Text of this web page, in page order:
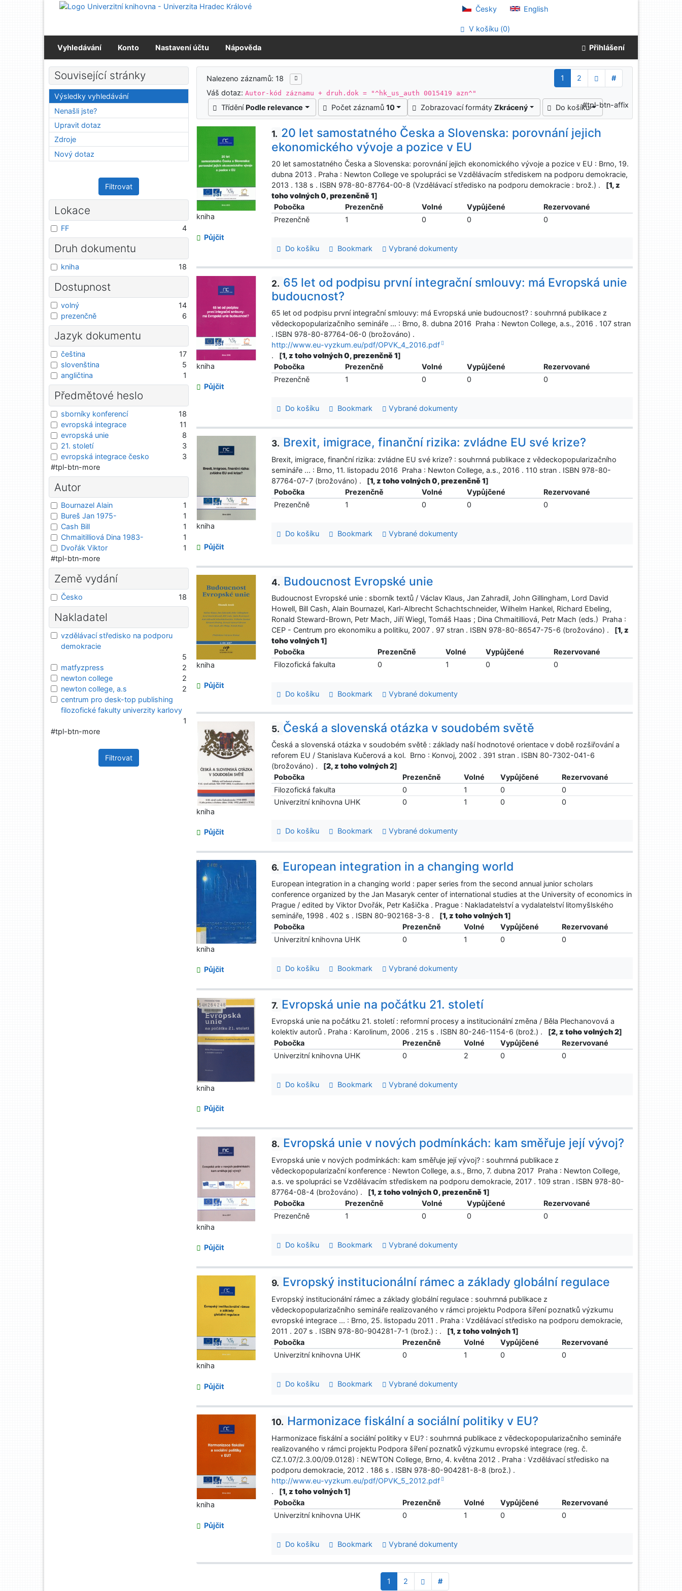
Přejít na obsah
Česky English
V košíku (0)
Vyhledávání Konto Nastavení účtu Nápověda Přihlášení
Výsledky vyhledávání
Nalezeno záznamů: 18 1 2
#
Váš dotaz:Autor-kód záznamu + druh.dok = "^hk_us_auth 0015419 azn^"
Třídění Podle relevance Počet záznamů 10 Zobrazovací formáty Zkrácený Do košíku#tpl-btn-affix
1. 20 let samostatného Česka a Slovenska: porovnání jejich
ekonomického vývoje a pozice v EU
20 let samostatného Česka a Slovenska: porovnání jejich ekonomického vývoje a pozice v EU : Brno, 19.
dubna 2013 . Praha : Newton College ve spolupráci se Vzdělávacím střediskem na podporu demokracie,
2013 . 138 s . ISBN 978-80-87764-00-8 (Vzdělávací středisko na podporu demokracie : brož.) .
[1, z
toho volných 0, prezenčně 1]
Pobočka
Prezenčně Volné Vypůjčené
Rezervované
Prezenčně
1 0 0 0
Do košíku Bookmark Vybrané dokumenty
kniha
Půjčit
2. 65 let od podpisu první integrační smlouvy: má Evropská unie
budoucnost?
65 let od podpisu první integrační smlouvy: má Evropská unie budoucnost? : souhrnná publikace z
vědeckopopularizačního semináře ... : Brno, 8. dubna 2016 Praha : Newton College, a.s., 2016 . 107 stran
. ISBN 978-80-87764-06-0 (brožováno) .
http://www.eu-vyzkum.eu/pdf/OPVK_4_2016.pdf
.
[1, z toho volných 0, prezenčně 1]
Pobočka
Prezenčně Volné Vypůjčené
Rezervované
Prezenčně
1 0 0 0
Do košíku Bookmark Vybrané dokumenty
kniha
Půjčit
3. Brexit, imigrace, finanční rizika: zvládne EU své krize?
Brexit, imigrace, finanční rizika: zvládne EU své krize? : souhrnná publikace z vědeckopopularizačního
semináře ... : Brno, 11. listopadu 2016 Praha : Newton College, a.s., 2016 . 110 stran . ISBN 978-80-
87764-07-7 (brožováno) .
[1, z toho volných 0, prezenčně 1]
Pobočka
Prezenčně Volné Vypůjčené
Rezervované
Prezenčně
1 0 0 0
Do košíku Bookmark Vybrané dokumenty
kniha
Půjčit
4. Budoucnost Evropské unie
Budoucnost Evropské unie : sborník textů / Václav Klaus, Jan Zahradil, John Gillingham, Lord David
Howell, Bill Cash, Alain Bournazel, Karl-Albrecht Schachtschneider, Wilhelm Hankel, Richard Ebeling,
Ronald Steward-Brown, Petr Mach, Jiří Wiegl, Tomáš Haas ; Dina Chmaitilliová, Petr Mach (eds.) Praha :
CEP - Centrum pro ekonomiku a politiku, 2007 . 97 stran . ISBN 978-80-86547-75-6 (brožováno) .
[1, z
toho volných 1]
Pobočka
Prezenčně Volné Vypůjčené
Rezervované
Filozofická fakulta
0 1 0 0
Do košíku Bookmark Vybrané dokumenty
kniha
Půjčit
5. Česká a slovenská otázka v soudobém světě
Česká a slovenská otázka v soudobém světě : základy naší hodnotové orientace v době rozšiřování a
reforem EU / Stanislava Kučerová a kol. Brno : Konvoj, 2002 . 391 stran . ISBN 80-7302-041-6
(brožováno) .
[2, z toho volných 2]
Pobočka
Prezenčně Volné Vypůjčené
Rezervované
Filozofická fakulta
0 1 0
0
Univerzitní knihovna UHK
0 1 0 0
Do košíku Bookmark Vybrané dokumenty
kniha
Půjčit
6. European integration in a changing world
European integration in a changing world : paper series from the second annual junior scholars
conference organized by the Jan Masaryk center of international studies at the University of economics in
Prague / edited by Viktor Dvořák, Petr Kašička . Prague : Nakladatelství a vydalatelství litomyšlského
semináře, 1998 . 402 s . ISBN 80-902168-3-8 .
[1, z toho volných 1]
Pobočka
Prezenčně Volné Vypůjčené
Rezervované
Univerzitní knihovna UHK
0 1 0 0
Do košíku Bookmark Vybrané dokumenty
kniha
Půjčit
7. Evropská unie na počátku 21. století
Evropská unie na počátku 21. století : reformní procesy a institucionální změna / Běla Plechanovová a
kolektiv autorů . Praha : Karolinum, 2006 . 215 s . ISBN 80-246-1154-6 (brož.) .
[2, z toho volných 2]
Pobočka
Prezenčně Volné Vypůjčené
Rezervované
Univerzitní knihovna UHK
0 2 0 0
Do košíku Bookmark Vybrané dokumenty
kniha
Půjčit
8. Evropská unie v nových podmínkách: kam směřuje její vývoj?
Evropská unie v nových podmínkách: kam směřuje její vývoj? : souhrnná publikace z
vědeckopopularizační konference : Newton College, a.s., Brno, 7. dubna 2017 Praha : Newton College,
a.s. ve spolupráci se Vzdělávacím střediskem na podporu demokracie, 2017 . 109 stran . ISBN 978-80-
87764-08-4 (brožováno) .
[1, z toho volných 0, prezenčně 1]
Pobočka
Prezenčně Volné Vypůjčené
Rezervované
Prezenčně
1 0 0 0
Do košíku Bookmark Vybrané dokumenty
kniha
Půjčit
9. Evropský institucionální rámec a základy globální regulace
Evropský institucionální rámec a základy globální regulace : souhrnná publikace z
vědeckopopularizačního semináře realizovaného v rámci projektu Podpora šíření poznatků výzkumu
evropské integrace ... : Brno, 25. listopadu 2011 . Praha : Vzdělávací středisko na podporu demokracie,
2011 . 207 s . ISBN 978-80-904281-7-1 (brož.) : .
[1, z toho volných 1]
Pobočka
Prezenčně Volné Vypůjčené
Rezervované
Univerzitní knihovna UHK
0 1 0 0
Do košíku Bookmark Vybrané dokumenty
kniha
Půjčit
10. Harmonizace fiskální a sociální politiky v EU?
Harmonizace fiskální a sociální politiky v EU? : souhrnná publikace z vědeckopopularizačního semináře
realizovaného v rámci projektu Podpora šíření poznatků výzkumu evropské integrace (reg. č.
CZ.1.07/2.3.00/09.0128) : NEWTON College, Brno, 4. května 2012 . Praha : Vzdělávací středisko na
podporu demokracie, 2012 . 186 s . ISBN 978-80-904281-8-8 (brož.) .
http://www.eu-vyzkum.eu/pdf/OPVK_5_2012.pdf
.
[1, z toho volných 1]
Pobočka
Prezenčně Volné Vypůjčené
Rezervované
Univerzitní knihovna UHK
0 1 0 0
Do košíku Bookmark Vybrané dokumenty
kniha
Půjčit
1 2 #
Související stránky
Výsledky vyhledávání
Nenašli jste?
Upravit dotaz
Zdroje
Nový dotaz
Filtrovat
Lokace
FF 4
Druh dokumentu
kniha 18
Dostupnost
volný
14
prezenčně
6
Jazyk dokumentu
čeština
17
slovenština
5
angličtina
1
Předmětové heslo
sborníky konferencí
18
evropská integrace
11
evropská unie
8
21. století
3
evropská integrace česko
3
#tpl-btn-more
Autor
Bournazel Alain
1
Bureš Jan 1975-
1
Cash Bill
1
Chmaitilliová Dina 1983-
1
Dvořák Viktor
1
#tpl-btn-more
Země vydání
Česko 18
Nakladatel
vzdělávací středisko na podporu
demokracie
5
matfyzpress
2
newton college
2
newton college, a.s
2
centrum pro desk-top publishing
filozofické fakulty univerzity karlovy
1
#tpl-btn-more
Filtrovat